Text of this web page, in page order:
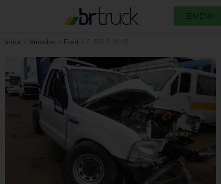
MENU
Início Veículos Ford